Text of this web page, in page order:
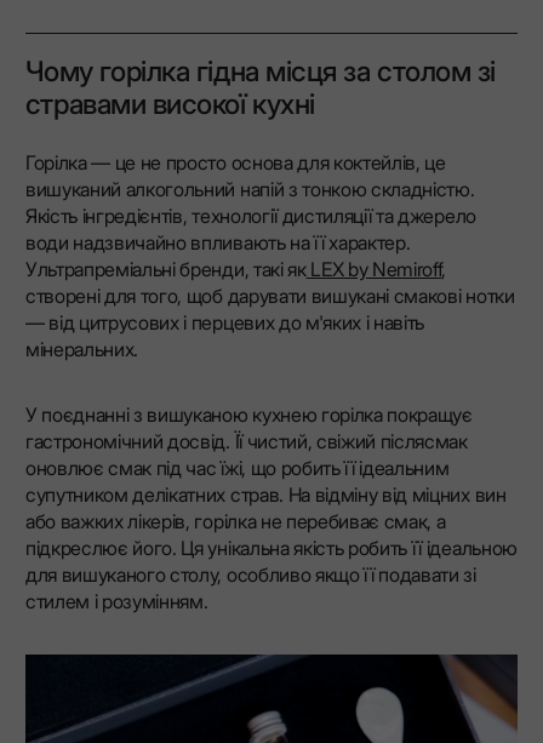
Чому горілка гідна місця за столом зі
стравами високої кухні
Горілка — це не просто основа для коктейлів, це
вишуканий алкогольний напій з тонкою складністю.
Якість інгредієнтів, технології дистиляції та джерело
води надзвичайно впливають на її характер.
Ультрапреміальні бренди, такі якLEX by Nemiroff,
створені для того, щоб дарувати вишукані смакові нотки
— від цитрусових і перцевих до м'яких і навіть
мінеральних.
У поєднанні з вишуканою кухнею горілка покращує
гастрономічний досвід. Її чистий, свіжий післясмак
оновлює смак під час їжі, що робить її ідеальним
супутником делікатних страв. На відміну від міцних вин
або важких лікерів, горілка не перебиває смак, а
підкреслює його. Ця унікальна якість робить її ідеальною
для вишуканого столу, особливо якщо її подавати зі
стилем і розумінням.